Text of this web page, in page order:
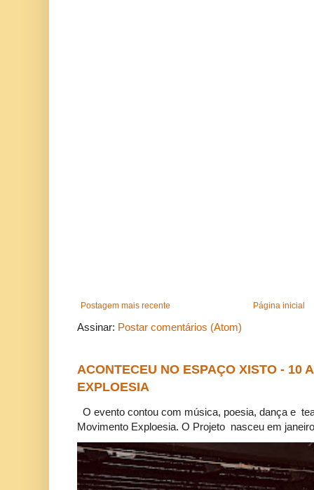
Postagem mais recente Página inicial
Assinar: Postar comentários (Atom)
ACONTECEU NO ESPAÇO XISTO - 10
EXPLOESIA
O evento contou com música, poesia, dança e
Movimento Exploesia. O Projeto nasceu em